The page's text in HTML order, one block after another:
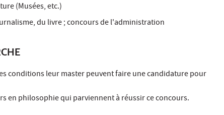
(Musées, etc.)
du livre ; concours de l'administration
conditions leur master peuvent faire une candidature pour
en philosophie qui parviennent à réussir ce concours.